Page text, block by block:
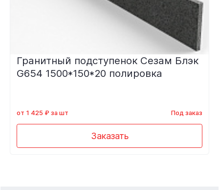
Гранитный подступенок Сезам Блэк
G654 1500*150*20 полировка
от 1 425 ₽ за шт Под заказ
Заказать